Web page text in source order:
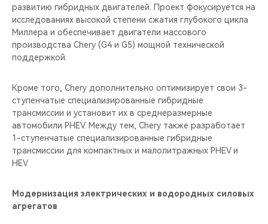
развитию гибридных двигателей. Проект фокусируется на
исследованиях высокой степени сжатия глубокого цикла
Миллера и обеспечивает двигатели массового
производства Chery (G4 и G5) мощной технической
поддержкой.
Кроме того, Chery дополнительно оптимизирует свои 3-
ступенчатые специализированные гибридные
трансмиссии и установит их в среднеразмерные
автомобили PHEV. Между тем, Chery также разработает
1-ступенчатые специализированные гибридные
трансмиссии для компактных и малолитражных PHEV и
HEV.
Модернизация электрических и водородных силовых
агрегатов